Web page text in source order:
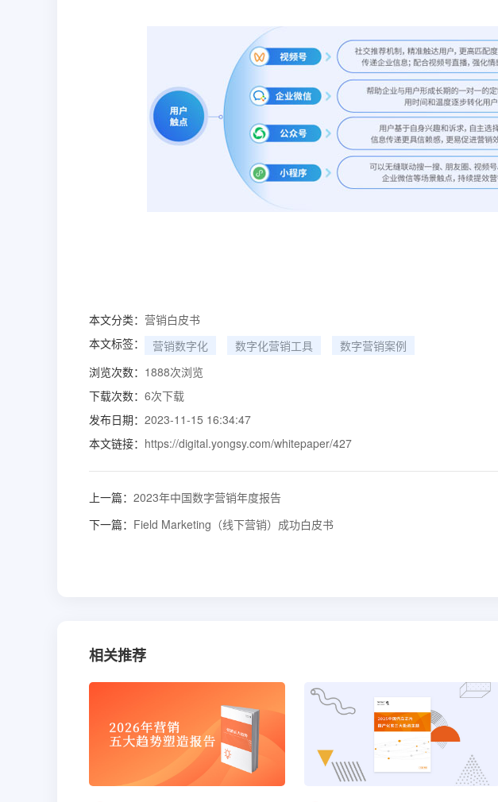
本文分类： 营销白皮书
本文标签：
营销数字化 数字化营销工具
数字营销案例
浏览次数： 1888次浏览
下载次数： 6次下载
发布日期： 2023-11-15 16:34:47
本文链接： https://digital.yongsy.com/whitepaper/427
上一篇： 2023年中国数字营销年度报告
下一篇： Field Marketing（线下营销）成功白皮书
相关推荐